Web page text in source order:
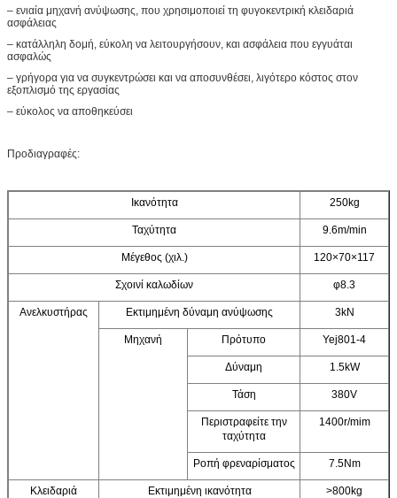
– ενιαία μηχανή ανύψωσης, που χρησιμοποιεί τη φυγοκεντρική κλειδαριά
ασφάλειας
– κατάλληλη δομή, εύκολη να λειτουργήσουν, και ασφάλεια που εγγυάται
ασφαλώς
– γρήγορα για να συγκεντρώσει και να αποσυνθέσει, λιγότερο κόστος στον
εξοπλισμό της εργασίας
– εύκολος να αποθηκεύσει
Προδιαγραφές:
Ικανότητα 250kg
Ταχύτητα 9.6m/min
Μέγεθος (χιλ.) 120×70×117
Σχοινί καλωδίων φ8.3
Ανελκυστήρας Εκτιμημένη δύναμη ανύψωσης 3kN
Μηχανή Πρότυπο Yej801-4
Δύναμη 1.5kW
Τάση 380V
Περιστραφείτε την
ταχύτητα
1400r/mim
Ροπή φρεναρίσματος 7.5Nm
Κλειδαριά
Εκτιμημένη ικανότητα >800kg